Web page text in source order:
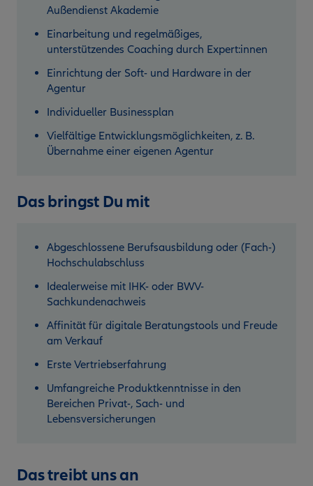
Außendienst Akademie
Einarbeitung und regelmäßiges,
unterstützendes Coaching durch Expert:innen
Einrichtung der Soft- und Hardware in der
Agentur
Individueller Businessplan
Vielfältige Entwicklungsmöglichkeiten, z. B.
Übernahme einer eigenen Agentur
Das bringst Du mit
Abgeschlossene Berufsausbildung oder (Fach-)
Hochschulabschluss
Idealerweise mit IHK- oder BWV-
Sachkundenachweis
Affinität für digitale Beratungstools und Freude
am Verkauf
Erste Vertriebserfahrung
Umfangreiche Produktkenntnisse in den
Bereichen Privat-, Sach- und
Lebensversicherungen
Das treibt uns an